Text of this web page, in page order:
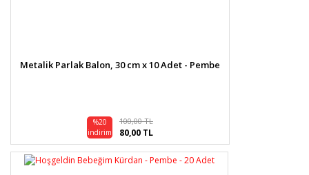
Metalik Parlak Balon, 30 cm x 10 Adet - Pembe
%20
indirim
100,00 TL
80,00 TL